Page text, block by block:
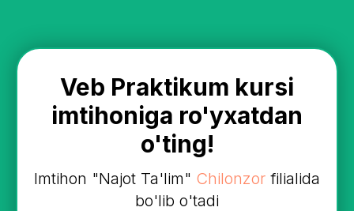
Veb Praktikum kursi
imtihoniga ro'yxatdan
o'ting!
Imtihon "Najot Ta'lim" Chilonzor filialida
bo'lib o'tadi